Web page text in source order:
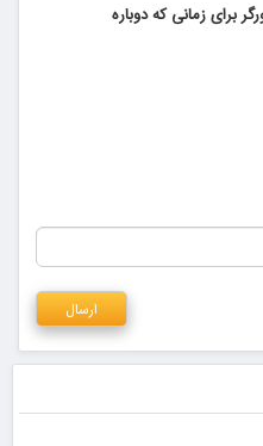
برای زمانی که دوباره